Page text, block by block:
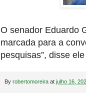
O senador Eduardo
marcada para a
pesquisas”, disse
By robertomoreira at julho 16,